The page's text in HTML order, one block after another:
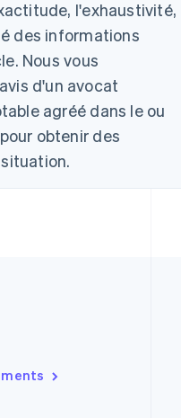
l'exhaustivité,
des informations
Nous vous
d'un avocat
agréé dans le ou
obtenir des